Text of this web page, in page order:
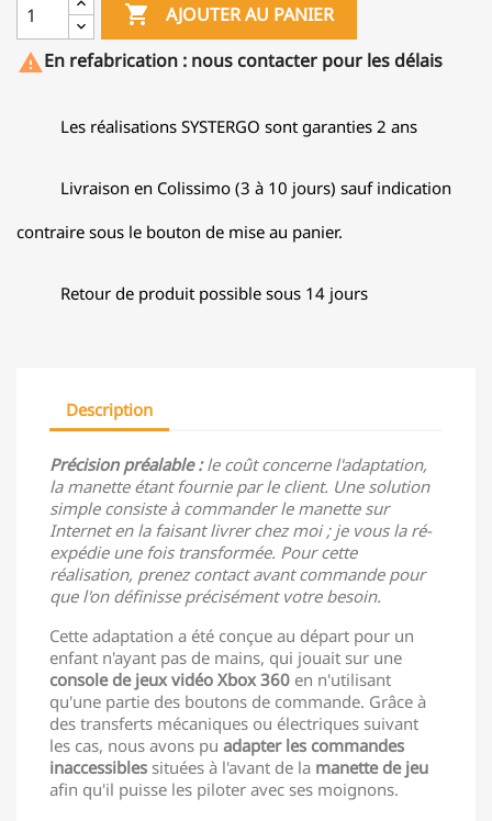
 AJOUTER AU PANIER
En refabrication : nous contacter pour les délais
Les réalisations SYSTERGO sont garanties 2 ans
Livraison en Colissimo (3 à 10 jours) sauf indication
contraire sous le bouton de mise au panier.
Retour de produit possible sous 14 jours
Description
Précision préalable :le coût concerne l'adaptation,
la manette étant fournie par le client. Une solution
simple consiste à commander le manette sur
Internet en la faisant livrer chez moi ; je vous la ré-
expédie une fois transformée. Pour cette
réalisation, prenez contact avant commande pour
que l'on définisse précisément votre besoin.
Cette adaptation a été conçue au départ pour un
enfant n'ayant pas de mains, qui jouait sur une
console de jeux vidéo Xbox 360 en n'utilisant
qu'une partie des boutons de commande. Grâce à
des transferts mécaniques ou électriques suivant
les cas, nous avons pu adapter les commandes
inaccessibles situées à l'avant de la manette de jeu
afin qu'il puisse les piloter avec ses moignons.